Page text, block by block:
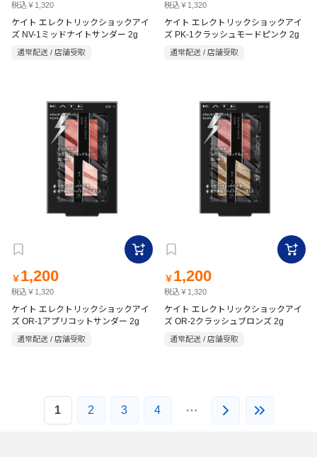
税込￥1,320
ケイト エレクトリックショックアイ
ズ NV-1ミッドナイトサンダー 2g
通常配送 / 店舗受取
税込￥1,320
ケイト エレクトリックショックアイ
ズ PK-1クラッシュモードピンク 2g
通常配送 / 店舗受取
￥ 1,200
税込￥1,320
ケイト エレクトリックショックアイ
ズ OR-1アプリコットサンダー 2g
通常配送 / 店舗受取
￥ 1,200
税込￥1,320
ケイト エレクトリックショックアイ
ズ OR-2クラッシュブロンズ 2g
通常配送 / 店舗受取
1 2 3 4